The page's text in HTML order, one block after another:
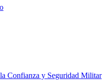
Confianza y Seguridad Militar